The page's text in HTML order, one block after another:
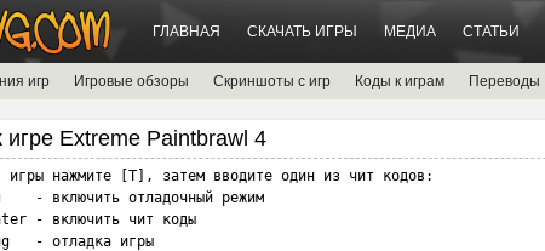
ГЛАВНАЯ СКАЧАТЬ ИГРЫ МЕДИА СТАТЬИ
игр Игровые обзоры Скриншоты с игр Коды к играм Переводы
игре Extreme Paintbrawl 4
игры нажмите [T], затем вводите один из чит кодов:
- включить отладочный режим
- включить чит коды
- отладка игры